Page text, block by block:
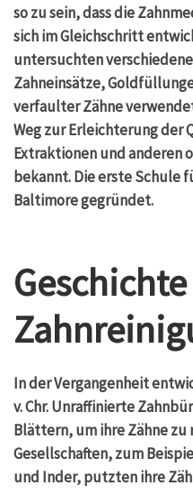
so zu sein, dass die
sich im Gleichschritt
untersuchten
Zahneinsätze,
verfaulter Zähne
Weg zur Erleichterung der
Extraktionen und anderen
bekannt. Die erste Schule
Baltimore gegründet.
In der Vergangenheit
v. Chr. Unraffinierte
Blättern, um ihre Zähne zu
Gesellschaften, zum
und Inder, putzten ihre